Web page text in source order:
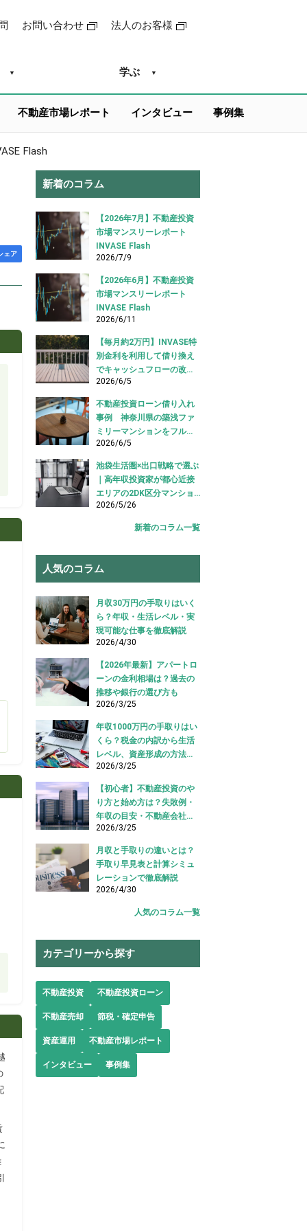
お問い合わせ 法人のお客様
学ぶ
不動産市場レポート インタビュー 事例集
Flash
ェア
新着のコラム
【2026年7月】不動産投資
市場マンスリーレポート
INVASE Flash
2026/7/9
【2026年6月】不動産投資
市場マンスリーレポート
INVASE Flash
2026/6/11
【毎月約2万円】INVASE特
別金利を利用して借り換え
でキャッシュフローの改善
に成功！｜東京都江東区
【不動産投資ローン 借り換
え事例】
2026/6/5
不動産投資ローン借り入れ
事例 神奈川県の築浅ファ
ミリーマンションをフルロ
ーンで借り入れ成功【不動
産投資ローン借り入れ事
例】
2026/6/5
池袋生活圏×出口戦略で選ぶ
｜高年収投資家が都心近接
エリアの2DK区分マンショ
ンを購入した事例【不動産
投資 購入事例】
2026/5/26
新着のコラム一覧
人気のコラム
月収30万円の手取りはいく
ら？年収・生活レベル・実
現可能な仕事を徹底解説
2026/4/30
【2026年最新】アパートロ
ーンの金利相場は？過去の
推移や銀行の選び方も
2026/3/25
年収1000万円の手取りはい
くら？税金の内訳から生活
レベル、資産形成の方法ま
で徹底解説
2026/3/25
【初心者】不動産投資のや
り方と始め方は？失敗例・
年収の目安・不動産会社の
選び方も
2026/3/25
月収と手取りの違いとは？
手取り早見表と計算シミュ
レーションで徹底解説
2026/4/30
人気のコラム一覧
カテゴリーから探す
不動産投資 不動産投資ローン
不動産売却 節税・確定申告
資産運用 不動産市場レポート
インタビュー 事例集